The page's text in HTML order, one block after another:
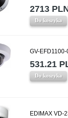
2713
Do koszyka
GV-EFD1100-
531.21
Do koszyka
EDIMAX VD-